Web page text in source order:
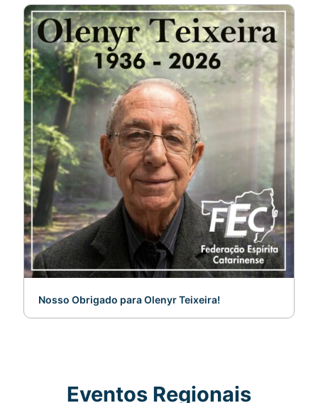
Nosso Obrigado para Olenyr Teixeira!
Eventos Regionais